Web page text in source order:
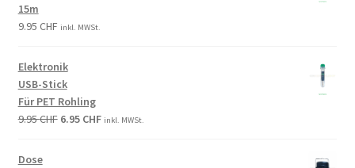
15m
9.95 CHF inkl. MWSt.
Elektronik
USB-Stick
Für PET Rohling
9.95CHF 6.95 CHF inkl. MWSt.
Dose